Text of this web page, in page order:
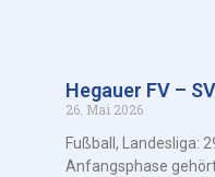
Hegauer FV –
26. Mai 2026
Fußball, Landesliga:
Anfangsphase